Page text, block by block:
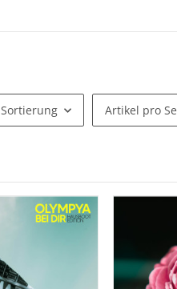
Sortierung Artikel pro